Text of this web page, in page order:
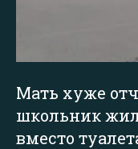
Мать хуже
школьник жил
вместо